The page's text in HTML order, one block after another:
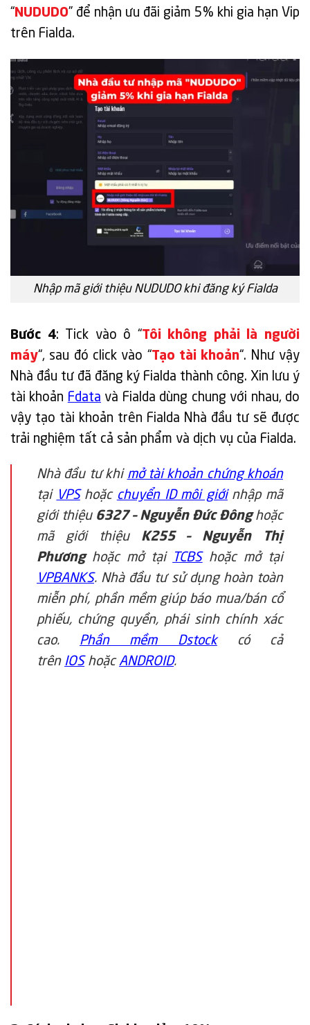
“ NUDUDO” để nhận ưu đãi giảm 5% khi gia hạn Vip
trên Fialda.
Nhập mã giới thiệu NUDUDO khi đăng ký Fialda
Bước 4: Tick vào ô “Tôi không phải là người
máy“, sau đó click vào “Tạo tài khoản“. Như vậy
Nhà đầu tư đã đăng ký Fialda thành công. Xin lưu ý
tài khoản Fdata và Fialda dùng chung với nhau, do
vậy tạo tài khoản trên Fialda Nhà đầu tư sẽ được
trải nghiệm tất cả sản phẩm và dịch vụ của Fialda.
Nhà đầu tư khi mở tài khoản chứng khoán
tại VPShoặc chuyển ID môi giớinhập mã
giới thiệu 6327 – Nguyễn Đức Đônghoặc
mã giới thiệu K255 – Nguyễn Thị
Phương hoặc mở tại TCBShoặc mở tại
VPBANKS. Nhà đầu tư sử dụng hoàn toàn
miễn phí, phần mềm giúp báo mua/bán cổ
phiếu, chứng quyền, phái sinh chính xác
cao. Phần mềm Dstockcó cả
trên IOShoặcANDROID.